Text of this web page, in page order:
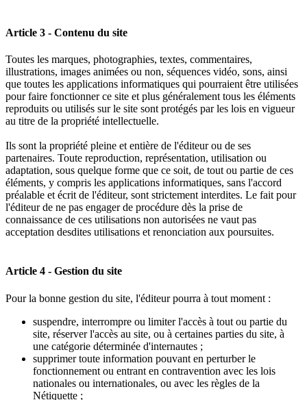
Article 3 - Contenu du site
Toutes les marques, photographies, textes, commentaires,
illustrations, images animées ou non, séquences vidéo, sons, ainsi
que toutes les applications informatiques qui pourraient être utilisées
pour faire fonctionner ce site et plus généralement tous les éléments
reproduits ou utilisés sur le site sont protégés par les lois en vigueur
au titre de la propriété intellectuelle.
Ils sont la propriété pleine et entière de l'éditeur ou de ses
partenaires. Toute reproduction, représentation, utilisation ou
adaptation, sous quelque forme que ce soit, de tout ou partie de ces
éléments, y compris les applications informatiques, sans l'accord
préalable et écrit de l'éditeur, sont strictement interdites. Le fait pour
l'éditeur de ne pas engager de procédure dès la prise de
connaissance de ces utilisations non autorisées ne vaut pas
acceptation desdites utilisations et renonciation aux poursuites.
Article 4 - Gestion du site
Pour la bonne gestion du site, l'éditeur pourra à tout moment :
suspendre, interrompre ou limiter l'accès à tout ou partie du
site, réserver l'accès au site, ou à certaines parties du site, à
une catégorie déterminée d'internautes ;
supprimer toute information pouvant en perturber le
fonctionnement ou entrant en contravention avec les lois
nationales ou internationales, ou avec les règles de la
Nétiquette ;